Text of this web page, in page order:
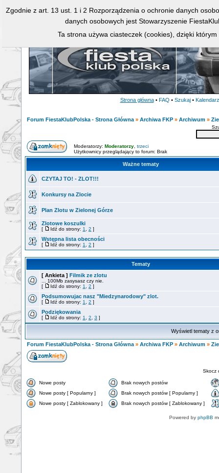
Strona główna • FAQ • Szukaj • Kalendarz
Forum FiestaKlubPolska - Strona Główna » Archiwa FKP » Archiwum »
Moderatorzy: Moderatorzy trzeci
Użytkownicy przeglądający to forum: Brak
Ważne tematy
CZYTAJ TO! - ZLOT!!!
Konkursy na Zlocie
Plan Zlotu w Zielonej Górze
Zlotowe koszulki
[ Idź do strony: 1 2 ]
Wstępna lista obecności
[ Idź do strony: 1 2 ]
Tematy
[ Ankieta ] Filmik ze zlotu
... 100Mb zasysasz czy nie.
[
Idź do strony: 1 2 ]
Podsumowujac nasz "Miedzynarodowy" zlot.
[ Idź do strony: 1 2 ]
Podziękowania
[ Idź do strony: 1 2 3 ]
Wyświetl tematy z
Forum FiestaKlubPolska - Strona Główna » Archiwa FKP » Archiwum »
Skocz
Nowe posty
Brak nowych postów
Nowe posty [ Popularny ]
Brak nowych postów [ Popularny ]
Nowe posty [ Zablokowany ]
Brak nowych postów [ Zablokowany ]
Powered by phpBB
Zgodnie z art. 13 ust. 1 i 2 Rozporządzenia o ochronie danych
danych osobowych jest Stowarzyszenie
Ta strona używa ciasteczek (cookies), dzięki